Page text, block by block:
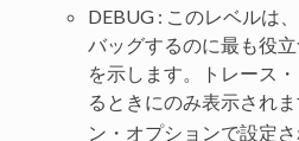
DEBUG : このレベルは
バッグするのに最も役
を示します。トレース
るときにのみ表示されま
ン・オプションで設定